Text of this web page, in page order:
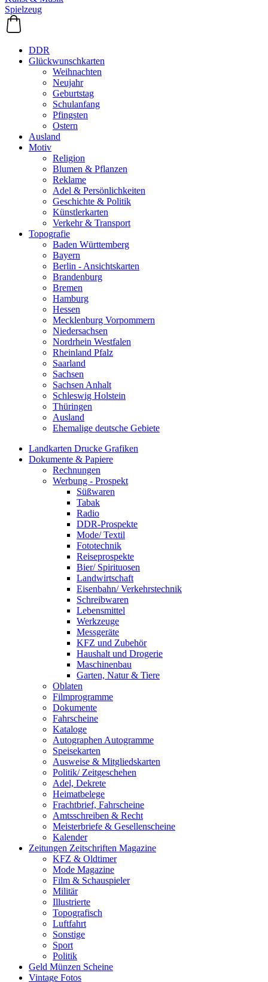
Spielzeug
DDR
Glückwunschkarten
Weihnachten
Neujahr
Geburtstag
Schulanfang
Pfingsten
Ostern
Ausland
Motiv
Religion
Blumen & Pflanzen
Reklame
Adel & Persönlichkeiten
Geschichte & Politik
Künstlerkarten
Verkehr & Transport
Topografie
Baden Württemberg
Bayern
Berlin - Ansichtskarten
Brandenburg
Bremen
Hamburg
Hessen
Mecklenburg Vorpommern
Niedersachsen
Nordrhein Westfalen
Rheinland Pfalz
Saarland
Sachsen
Sachsen Anhalt
Schleswig Holstein
Thüringen
Ausland
Ehemalige deutsche Gebiete
Landkarten Drucke Grafiken
Dokumente & Papiere
Rechnungen
Werbung - Prospekt
Süßwaren
Tabak
Radio
DDR-Prospekte
Mode/ Textil
Fototechnik
Reiseprospekte
Bier/ Spirituosen
Landwirtschaft
Eisenbahn/ Verkehrstechnik
Schreibwaren
Lebensmittel
Werkzeuge
Messgeräte
KFZ und Zubehör
Haushalt und Drogerie
Maschinenbau
Garten, Natur & Tiere
Oblaten
Filmprogramme
Dokumente
Fahrscheine
Kataloge
Autographen Autogramme
Speisekarten
Ausweise & Mitgliedskarten
Politik/ Zeitgeschehen
Adel, Dekrete
Heimatbelege
Frachtbrief, Fahrscheine
Amtsschreiben & Recht
Meisterbriefe & Gesellenscheine
Kalender
Zeitungen Zeitschriften Magazine
KFZ & Oldtimer
Mode Magazine
Film & Schauspieler
Militär
Illustrierte
Topografisch
Luftfahrt
Sonstige
Sport
Politik
Geld Münzen Scheine
Vintage Fotos